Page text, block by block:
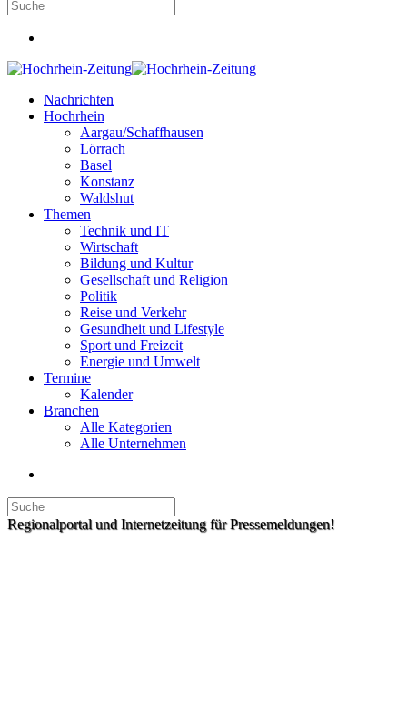
Nachrichten
Hochrhein
Aargau/Schaffhausen
Lörrach
Basel
Konstanz
Waldshut
Themen
Technik und IT
Wirtschaft
Bildung und Kultur
Gesellschaft und Religion
Politik
Reise und Verkehr
Gesundheit und Lifestyle
Sport und Freizeit
Energie und Umwelt
Termine
Kalender
Branchen
Alle Kategorien
Alle Unternehmen
Regionalportal und Internetzeitung für Pressemeldungen!